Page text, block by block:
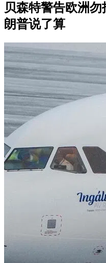
贝森特警告欧洲
朗普说了算